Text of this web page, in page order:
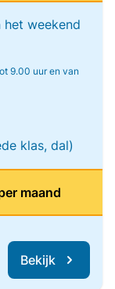
weekend
9.00 uur en van
klas, dal)
maand
Bekijk